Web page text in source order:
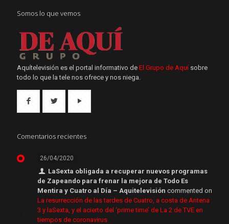
Somos lo que vemos
Aquítelevisión es el portal informativo de El Grupo de Aquí sobre
todo lo que la tele nos ofrece y nos niega.
Comentarios recientes
26/04/2020
LaSexta obligada a recuperar nuevos programas
de Zapeando para frenar la mejora de Todo Es
Mentira y Cuatro al Día – Aquitelevisión commented on
La resurrección de las tardes de Cuatro, a costa de Antena
3 y laSexta, y el acierto del ‘prime time’ de La 2 de TVE en
tiempos de coronavirus